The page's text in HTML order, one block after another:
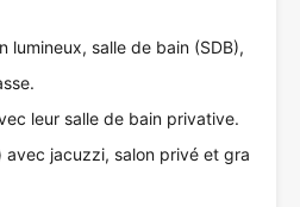
lumineux, salle de bain (SDB),
leur salle de bain privative.
avec jacuzzi, salon privé et gra